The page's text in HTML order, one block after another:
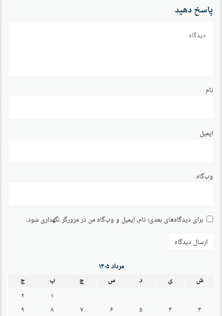
پاسخ دهید
نام
ایمیل
وب‌گاه
برای دیدگاه‌های بعدی؛ نام، ایمیل و وب‌گاه من در مرورگر نگهداری شود.
مرداد ۱۴۰۵
ش
ی د س چ پ
ج
۱
۲
۳
۴ ۵ ۶ ۷ ۸
۹